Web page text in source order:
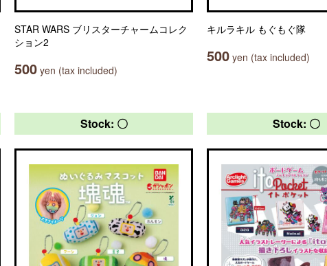
STAR WARS ブリスターチャームコレク
ション2
500 yen (tax included)
キルラキル もぐもぐ隊
500 yen (tax included)
Stock: 〇 Stock: 〇